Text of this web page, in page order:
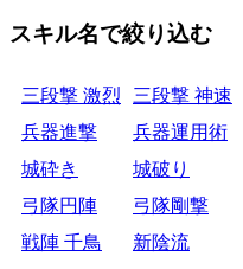
スキル名で絞り込む
三段撃 激烈 三段撃 神速
兵器進撃
兵器運用術
城砕き
城破り
弓隊円陣
弓隊剛撃
戦陣 千鳥
新陰流